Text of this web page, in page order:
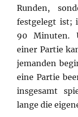
Runden,
festgelegt ist;
90 Minuten.
einer Partie
jemanden
eine Partie
insgesamt
lange die